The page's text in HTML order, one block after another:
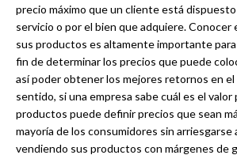
precio máximo que un cliente está dispuesto
servicio o por el bien que adquiere. Conocer
sus productos es altamente importante
fin de determinar los precios que puede
así poder obtener los mejores retornos en el
sentido, si una empresa sabe cuál es el valor
productos puede definir precios que sean
mayoría de los consumidores sin arriesgarse
vendiendo sus productos con márgenes de